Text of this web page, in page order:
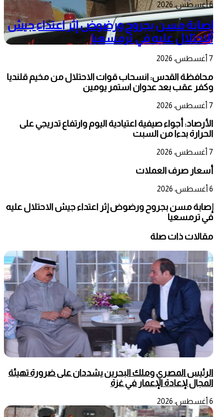
6 أغسطس، 2026
إصابة مسن بجروح ورضوض إثر اعتداء جيش
الاحتلال عليه في ترمسعيا
7 أغسطس، 2026
محافظة القدس: انسحاب قوات الاحتلال من مخيم قلنديا
وكفر عقب بعد عدوان استمر يومين
7 أغسطس، 2026
الأرصاد: أجواء صيفية اعتيادية اليوم وارتفاع تدريجي على
الحرارة بدءا من السبت
7 أغسطس، 2026
أسعار صرف العملات
6 أغسطس، 2026
إصابة مسن بجروح ورضوض إثر اعتداء جيش الاحتلال عليه
في ترمسعيا
مقالات ذات صلة
الرئيس المصري وملك البحرين يشددان على ضرورة تهيئة
المجال لإعادة الإعمار في غزة
6 أغسطس، 2026